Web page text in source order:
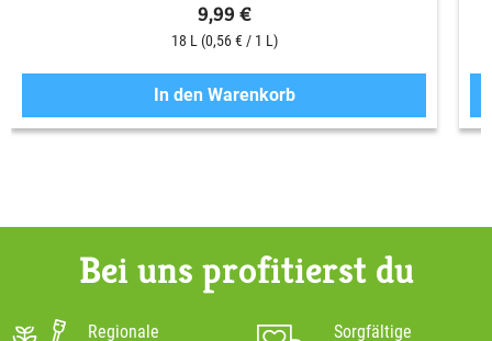
9,99 €
18 L (0,56 € / 1 L)
In den Warenkorb
Bei uns profitierst du
Regionale
Sorgfältige